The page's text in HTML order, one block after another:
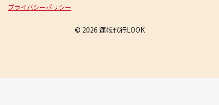
プライバシーポリシー
© 2026 運転代行LOOK